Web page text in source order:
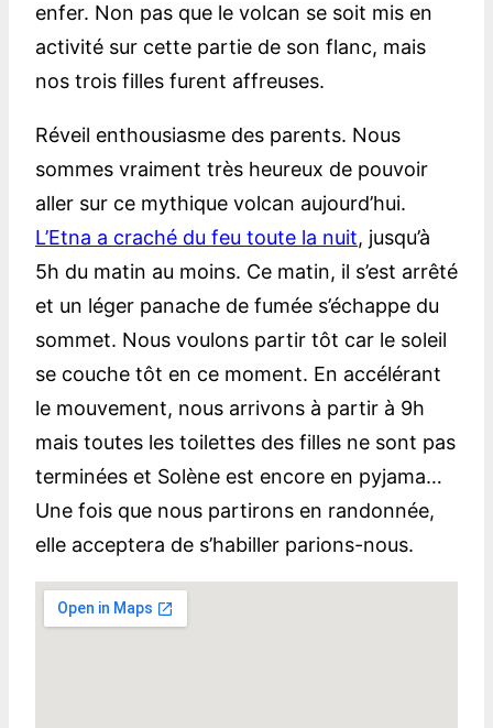
enfer. Non pas que le volcan se soit mis en
activité sur cette partie de son flanc, mais
nos trois filles furent affreuses.
Réveil enthousiasme des parents. Nous
sommes vraiment très heureux de pouvoir
aller sur ce mythique volcan aujourd’hui.
L’Etna a craché du feu toute la nuit, jusqu’à
5h du matin au moins. Ce matin, il s’est arrêté
et un léger panache de fumée s’échappe du
sommet. Nous voulons partir tôt car le soleil
se couche tôt en ce moment. En accélérant
le mouvement, nous arrivons à partir à 9h
mais toutes les toilettes des filles ne sont pas
terminées et Solène est encore en pyjama…
Une fois que nous partirons en randonnée,
elle acceptera de s’habiller parions-nous.